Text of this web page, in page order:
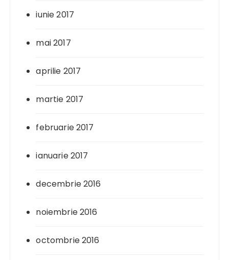
iunie 2017
mai 2017
aprilie 2017
martie 2017
februarie 2017
ianuarie 2017
decembrie 2016
noiembrie 2016
octombrie 2016